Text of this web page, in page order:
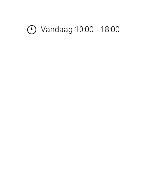
Vandaag 10:00 - 18:00